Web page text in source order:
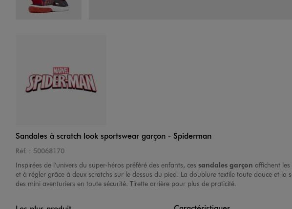
Sandales à scratch look sportswear garçon - Spiderman
Réf. : 50068170
Inspirées de l’univers du super-héros préféré des enfants, ces sandales garçon affichent
et à régler grâce à deux scratchs sur le dessus du pied. La doublure textile toute douce et
des mini aventuriers en toute sécurité. Tirette arrière pour plus de praticité.